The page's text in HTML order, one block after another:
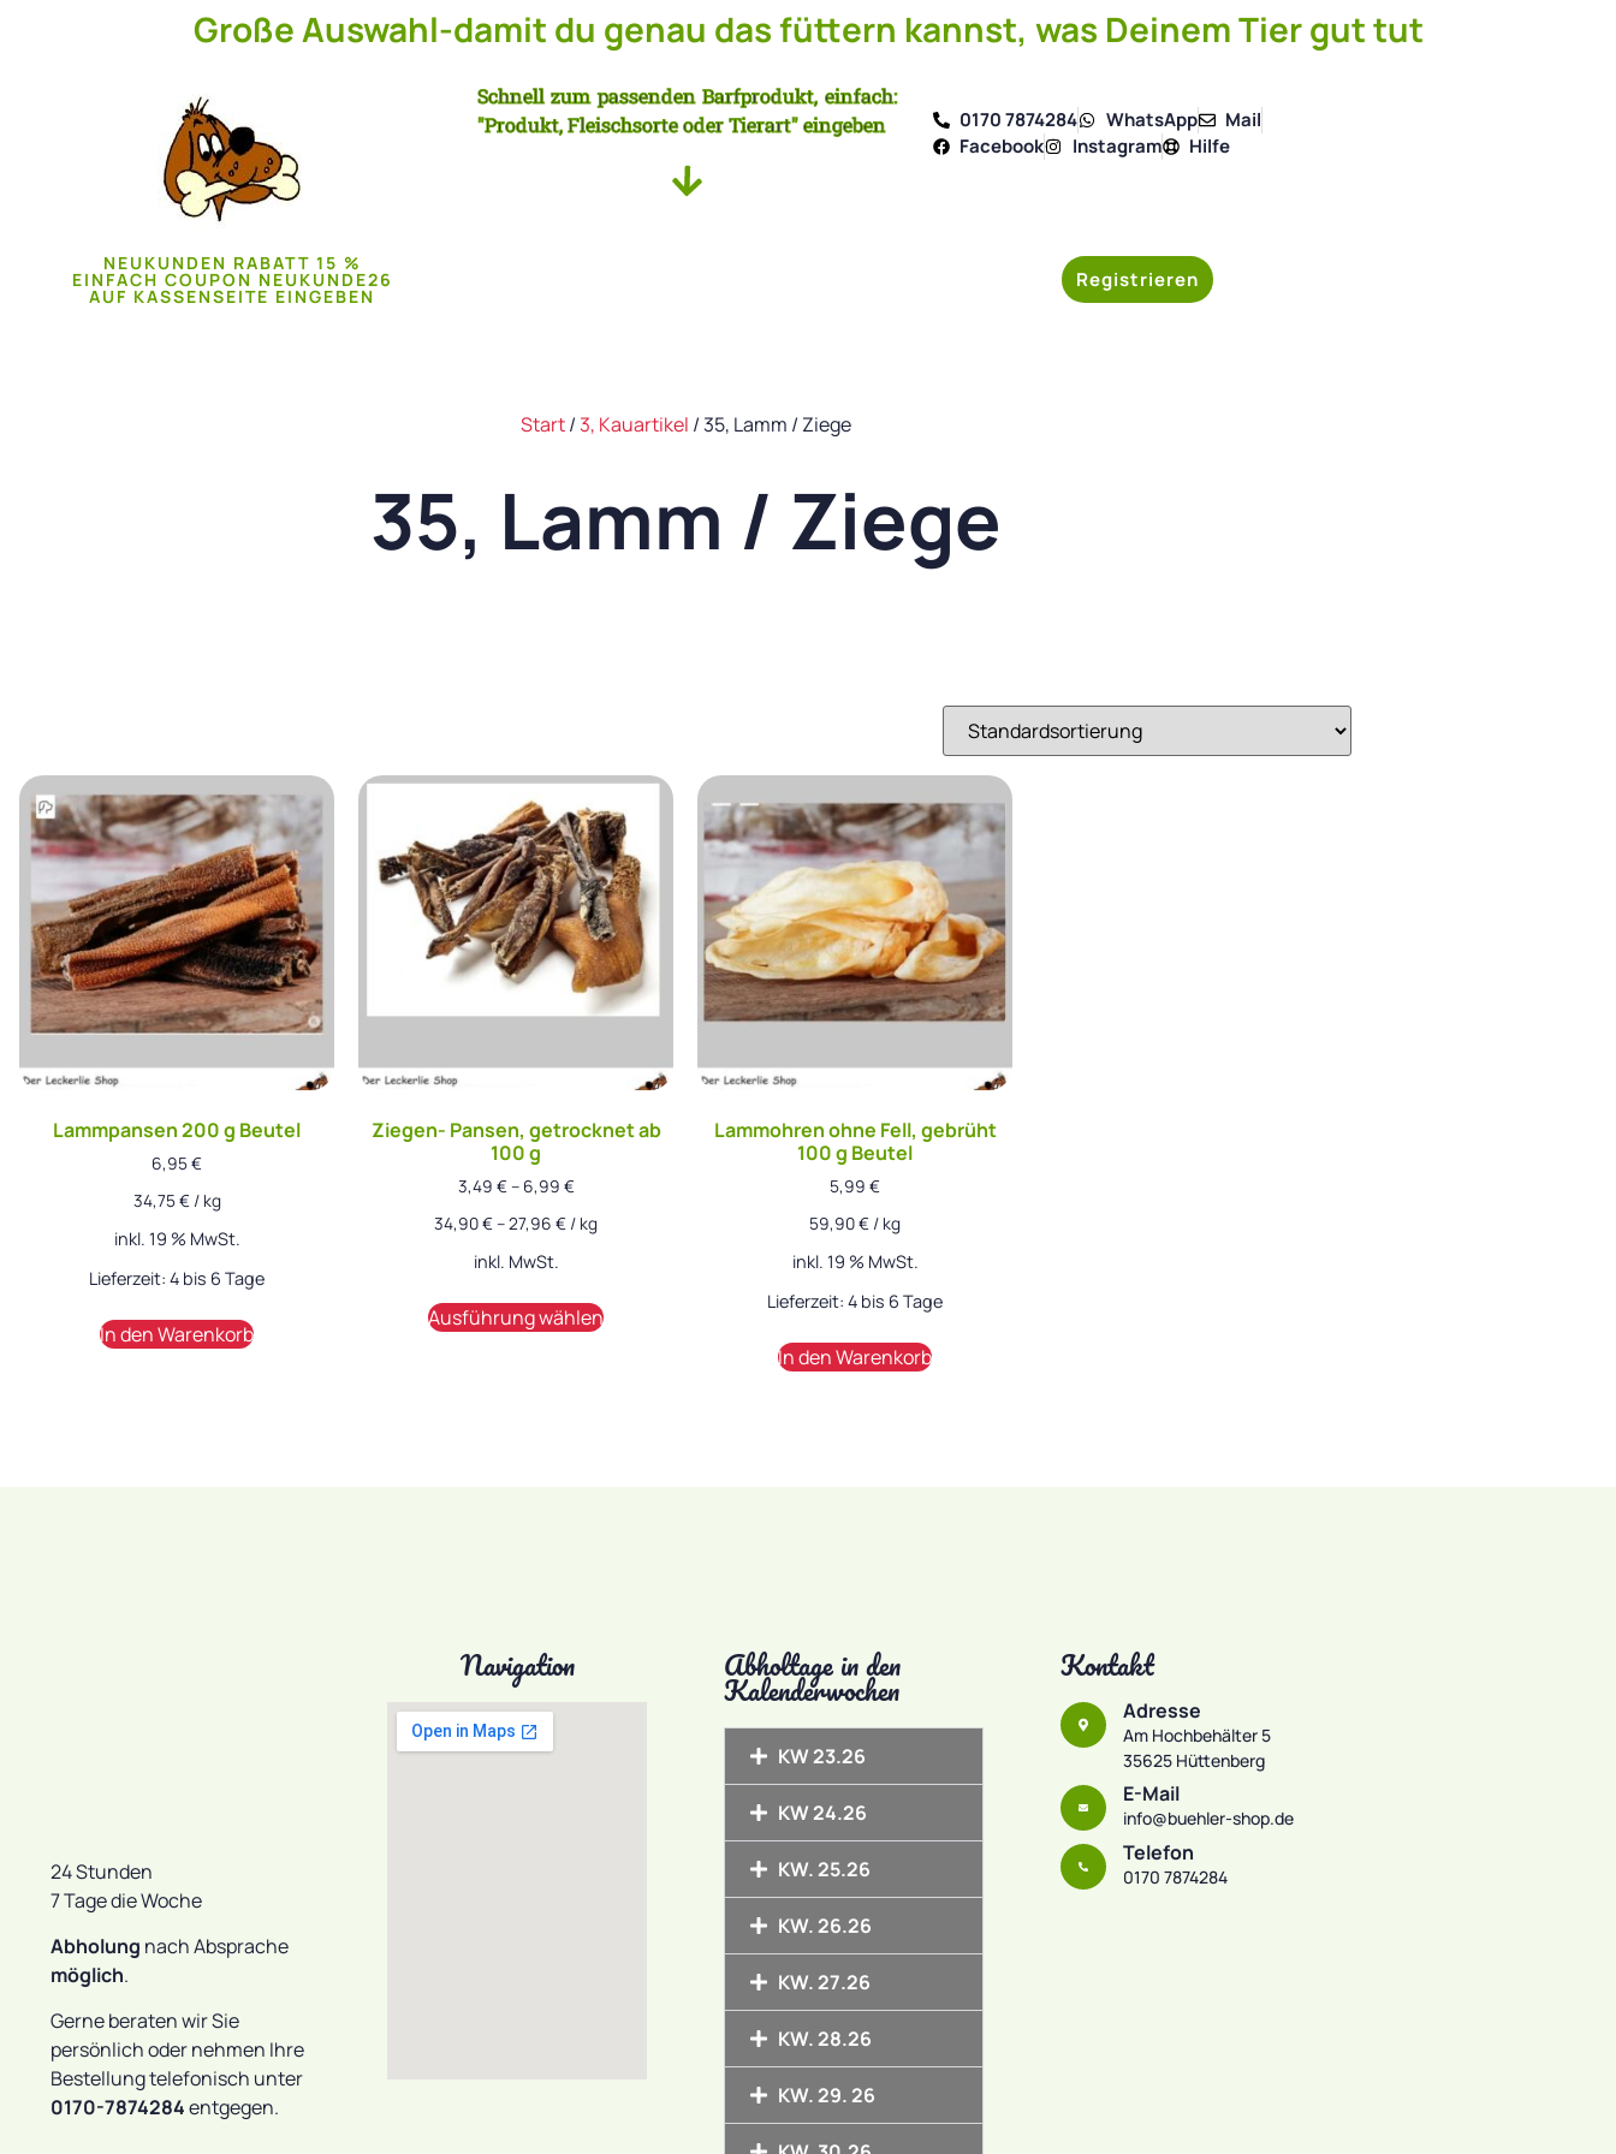
Große Auswahl-damit du genau das füttern kannst, was Deinem Tier gut tut
NEUKUNDEN RABATT 15 %
EINFACH COUPON NEUKUNDE26
AUF KASSENSEITE EINGEBEN
Schnell zum passenden Barfprodukt, einfach:
"Produkt, Fleischsorte oder Tierart" eingeben
0170 7874284 WhatsApp
Mail
Facebook
Instagram Hilfe
Registrieren
Start/ 3, Kauartikel / 35, Lamm / Ziege
35, Lamm / Ziege
Lammpansen 200 g Beutel
6,95€
34,75€/ kg
inkl. 19 % MwSt.
Lieferzeit: 4 bis 6 Tage
In den Warenkorb
Ziegen- Pansen, getrocknet ab
100 g
3,49 €– 6,99 €
34,90€–27,96 € / kg
inkl. MwSt.
Ausführung wählen
Lammohren ohne Fell, gebrüht
100 g Beutel
5,99 €
59,90€ / kg
inkl. 19 % MwSt.
Lieferzeit: 4 bis 6 Tage
In den Warenkorb
Gerne beraten wir Sie
persönlich oder nehmen Ihre
0170-7874284entgegen.
Navigation Abholtage in den
Kalenderwochen
KW 23.26
KW 24.26
KW. 25.26
KW. 26.26
KW. 27.26
KW. 28.26
KW. 29. 26
Kontakt
Adresse
Am Hochbehälter 5
35625 Hüttenberg
E-Mail
info@buehler-shop.de
Telefon
0170 7874284